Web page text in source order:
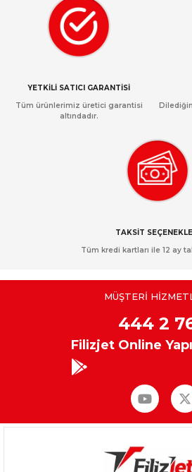
YETKİLİ SATICI GARANTİSİ
Tüm ürünlerimiz üretici garantisi
altındadır.
TAKSİT
Tüm kredi kartları ile 12 ay
MÜŞTERİ
444 2
Filizjet Online